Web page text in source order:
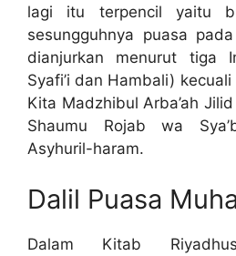
lagi itu terpencil yaitu
sesungguhnya puasa
dianjurkan menurut tiga
Syafi’i dan Hambali)
Kita Madzhibul Arba’ah
Shaumu Rojab wa
Asyhuril-haram.
Dalil Puasa
Dalam Kitab